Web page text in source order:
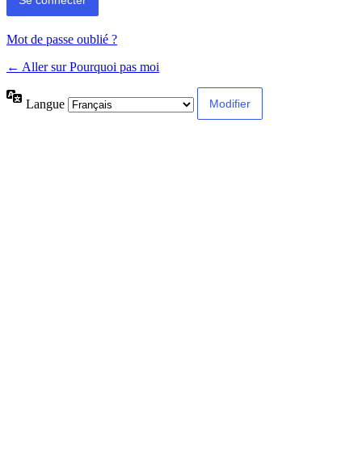
Mot de passe oublié ?
← Aller sur Pourquoi pas moi
Langue